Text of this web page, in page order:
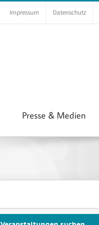
Impressum Datenschutz
Presse & Medien